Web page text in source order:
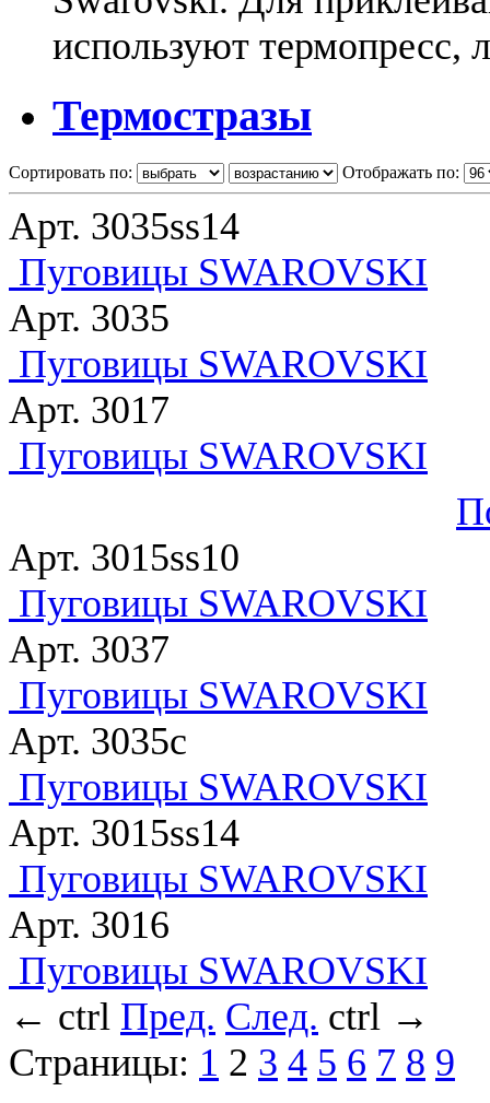
используют термопресс,
Термостразы
Сортировать по: Отображать по:
Арт. 3035ss14
Пуговицы SWAROVSKI
Арт. 3035
Пуговицы SWAROVSKI
Арт. 3017
Пуговицы SWAROVSKI
Арт. 3015ss10
Пуговицы SWAROVSKI
Арт. 3037
Пуговицы SWAROVSKI
Арт. 3035с
Пуговицы SWAROVSKI
Арт. 3015ss14
Пуговицы SWAROVSKI
Арт. 3016
Пуговицы SWAROVSKI
← ctrl Пред. След. ctrl →
Страницы: 1 2 3 4 5 6 7 8 9